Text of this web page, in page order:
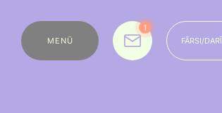
MENÜ FĀRSI/DARĪ
1